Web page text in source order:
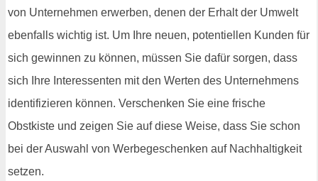
von Unternehmen erwerben, denen der Erhalt der Umwelt
ebenfalls wichtig ist. Um Ihre neuen, potentiellen Kunden für
sich gewinnen zu können, müssen Sie dafür sorgen, dass
sich Ihre Interessenten mit den Werten des Unternehmens
identifizieren können. Verschenken Sie eine frische
Obstkiste und zeigen Sie auf diese Weise, dass Sie schon
bei der Auswahl von Werbegeschenken auf Nachhaltigkeit
setzen.